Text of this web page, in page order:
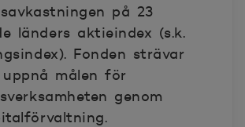
på 23
länders aktieindex (s.k.
Fonden strävar
målen för
genom